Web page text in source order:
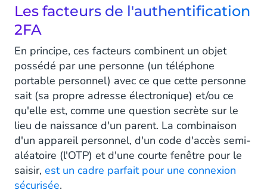
Les facteurs de l'authentification
2FA
En principe, ces facteurs combinent un objet
possédé par une personne (un téléphone
portable personnel) avec ce que cette personne
sait (sa propre adresse électronique) et/ou ce
qu'elle est, comme une question secrète sur le
lieu de naissance d'un parent. La combinaison
d'un appareil personnel, d'un code d'accès semi-
aléatoire (l'OTP) et d'une courte fenêtre pour le
saisir, est un cadre parfait pour une connexion
sécurisée.